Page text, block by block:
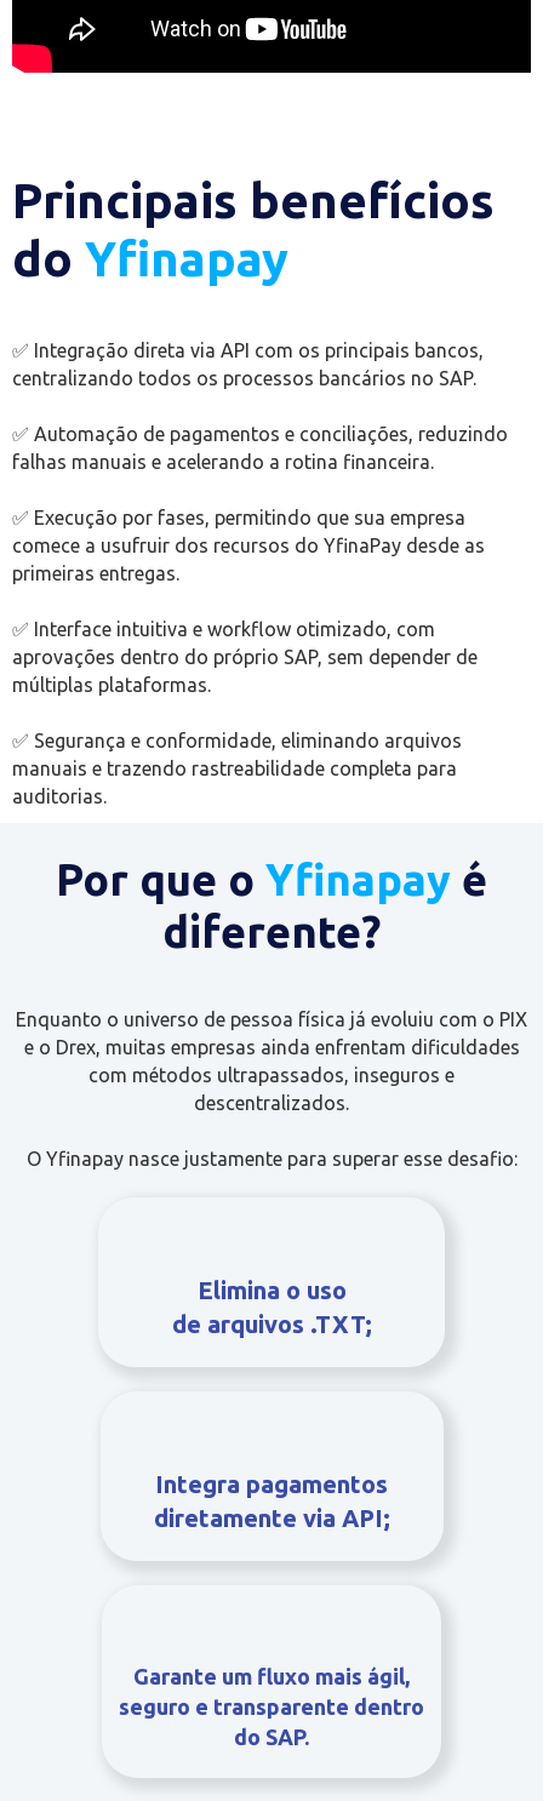
Principais benefícios
do Yfinapay
✅ Integração direta via API com os principais bancos,
centralizando todos os processos bancários no SAP.
✅ Automação de pagamentos e conciliações, reduzindo
falhas manuais e acelerando a rotina financeira.
✅ Execução por fases, permitindo que sua empresa
comece a usufruir dos recursos do YfinaPay desde as
primeiras entregas.
✅ Interface intuitiva e workflow otimizado, com
aprovações dentro do próprio SAP, sem depender de
múltiplas plataformas.
✅ Segurança e conformidade, eliminando arquivos
manuais e trazendo rastreabilidade completa para
auditorias.
Por que o Yfinapay é
diferente?
Enquanto o universo de pessoa física já evoluiu com o PIX
e o Drex, muitas empresas ainda enfrentam dificuldades
com métodos ultrapassados, inseguros e
descentralizados.
O Yfinapay nasce justamente para superar esse desafio:
Elimina o uso
de arquivos .TXT;
Integra pagamentos
diretamente via API;
Garante um fluxo mais ágil,
seguro e transparente dentro
do SAP.